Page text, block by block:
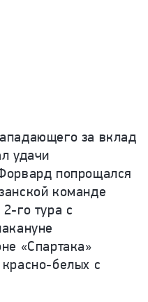
за вклад
удачи
попрощался
команде
го тура с
«Спартака»
белых с